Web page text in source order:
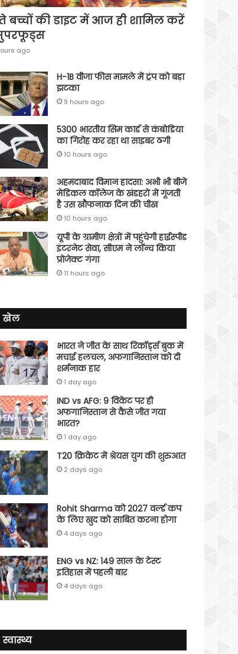
बच्चों की डाइट में आज ही शामिल करें
ago
H-1B वीजा फीस मामले में ट्रंप को बड़ा
झटका
9 hours ago
5300 भारतीय सिम कार्ड से कंबोडिया
का गिरोह कर रहा था साइबर ठगी
10 hours ago
अहमदाबाद विमान हादसा: अभी भी बीजे
मेडिकल कॉलेज के खंडहरों में गूंजती
है उस खौफनाक दिन की चीख
10 hours ago
यूपी के ग्रामीण क्षेत्रों में पहुंचेगी हाईस्पीड
इंटरनेट सेवा, सीएम ने लॉन्च किया
प्रोजेक्ट गंगा
11 hours ago
खेल
भारत ने जीत के साथ रिकॉर्ड्स बुक में
मचाई हलचल, अफगानिस्तान को दी
शर्मनाक हार
1 day ago
IND vs AFG: 9 विकेट पर ही
अफगानिस्तान से कैसे जीत गया
भारत?
1 day ago
T20 क्रिकेट में श्रेयस युग की शुरुआत
2 days ago
Rohit Sharma को 2027 वर्ल्‍ड कप
के लिए खुद को साबित करना होगा
4 days ago
ENG vs NZ: 149 साल के टेस्‍ट
इतिहास में पहली बार
4 days ago
स्वास्थ्य